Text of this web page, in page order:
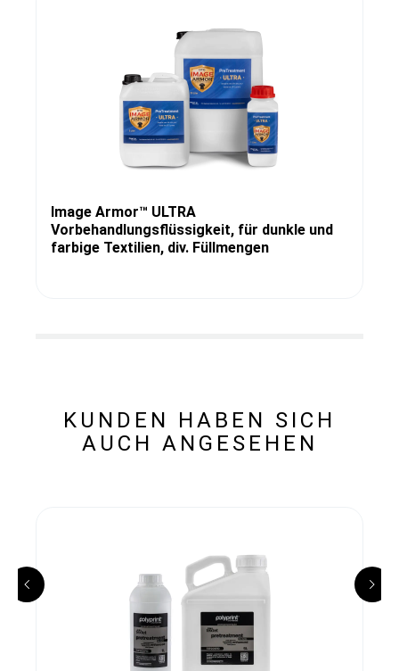
Image Armor™ ULTRA
Vorbehandlungsflüssigkeit, für dunkle und
farbige Textilien, div. Füllmengen
KUNDEN HABEN SICH
AUCH ANGESEHEN